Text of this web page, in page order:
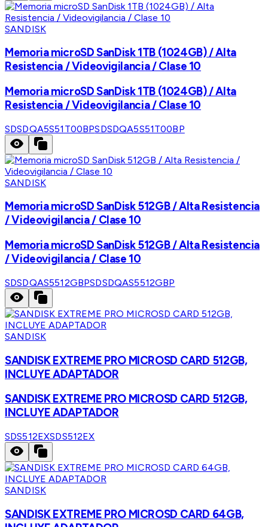
SANDISK
Memoria microSD SanDisk 1TB (1024GB) / Alta
Resistencia / Videovigilancia / Clase 10
Memoria microSD SanDisk 1TB (1024GB) / Alta
Resistencia / Videovigilancia / Clase 10
SDSDQA5S51T00BPSDSDQA5S51T00BP
SANDISK
Memoria microSD SanDisk 512GB / Alta Resistencia
/ Videovigilancia / Clase 10
Memoria microSD SanDisk 512GB / Alta Resistencia
/ Videovigilancia / Clase 10
SDSDQAS5512GBPSDSDQAS5512GBP
SANDISK
SANDISK EXTREME PRO MICROSD CARD 512GB,
INCLUYE ADAPTADOR
SANDISK EXTREME PRO MICROSD CARD 512GB,
INCLUYE ADAPTADOR
SDS512EXSDS512EX
SANDISK
SANDISK EXTREME PRO MICROSD CARD 64GB,